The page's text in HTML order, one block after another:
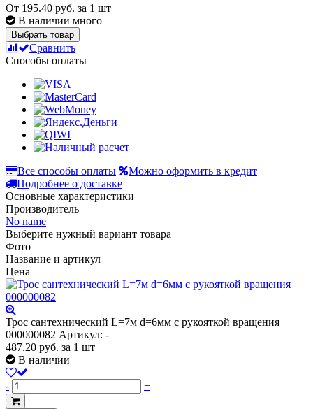
От 195.40 руб. за 1 шт
В наличии много
Выбрать товар
Сравнить
Способы оплаты
Все способы оплаты
Можно оформить в кредит
Подробнее о доставке
Основные характеристики
Производитель
No name
Выберите нужный вариант товара
Фото
Название и артикул
Цена
Трос сантехнический L=7м d=6мм с рукояткой вращения
000000082 Артикул: -
487.20 руб. за 1 шт
В наличии
- +